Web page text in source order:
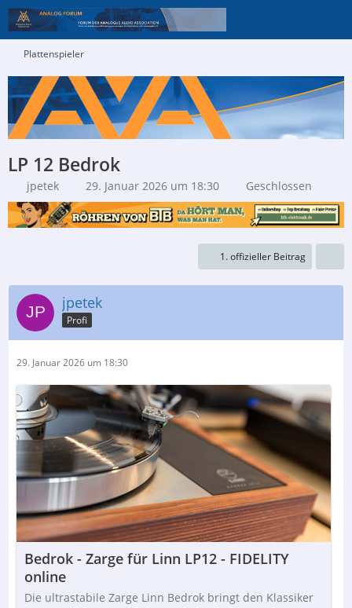
Plattenspieler
LP 12 Bedrok
jpetek 29. Januar 2026 um 18:30 Geschlossen
1. offizieller Beitrag
jpetek
Profi
29. Januar 2026 um 18:30
Bedrok - Zarge für Linn LP12 - FIDELITY
online
Die ultrastabile Zarge Linn Bedrok bringt den Klassiker